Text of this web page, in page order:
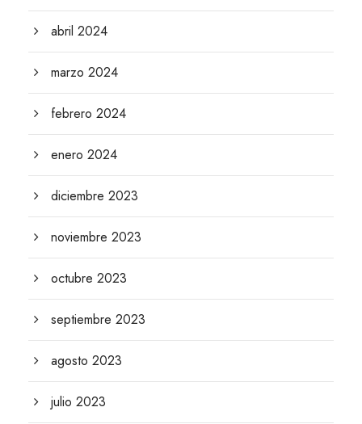
abril 2024
marzo 2024
febrero 2024
enero 2024
diciembre 2023
noviembre 2023
octubre 2023
septiembre 2023
agosto 2023
julio 2023